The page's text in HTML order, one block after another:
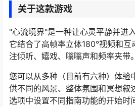
关于这款游戏
"心流境界"是一种让心灵平静并进
它结合了高帧率立体180°视频和
注倾听、嬉戏、嗡嗡声和频率夹带。
您可以从多种（目前有六种）体验
供不同的风景、整体氛围和冥想叙
选项中设置不同指南功能的开始时